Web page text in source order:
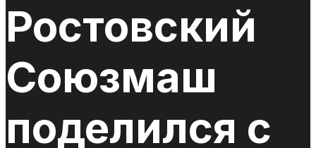
Ростовский
Союзмаш
поделился с